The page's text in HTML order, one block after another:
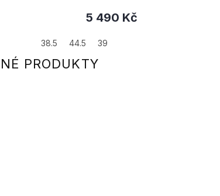
5 490 Kč
38.5 44.5 39